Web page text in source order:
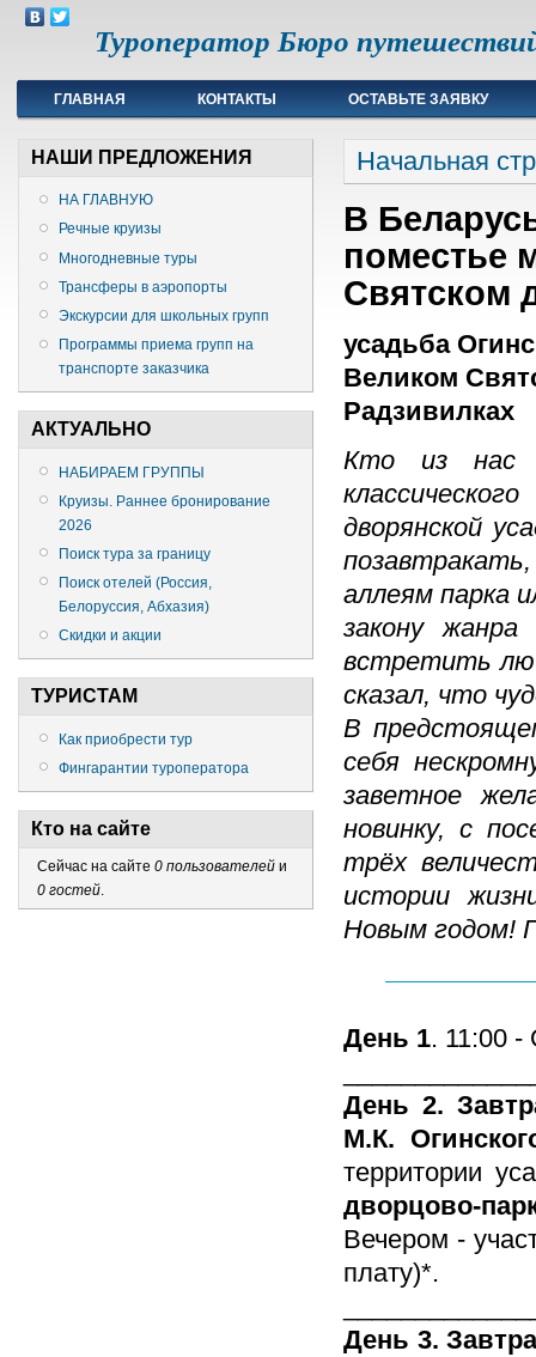
Туроператор Бюро
счетчик метрики
ГЛАВНАЯ КОНТАКТЫ ОСТАВЬТЕ ЗАЯВКУ
НАШИ ПРЕДЛОЖЕНИЯ
НА ГЛАВНУЮ
Речные круизы
Многодневные туры
Трансферы в аэропорты
Экскурсии для школьных групп
Программы приема групп на
транспорте заказчика
АКТУАЛЬНО
НАБИРАЕМ ГРУППЫ
Круизы. Раннее бронирование
2026
Поиск тура за границу
Поиск отелей (Россия,
Белоруссия, Абхазия)
Скидки и акции
ТУРИСТАМ
Как приобрести тур
Фингарантии туроператора
Кто на сайте
Сейчас на сайте 0 пользователей и
0 гостей.
Начальная
В
поместье
Святском
усадьба
Великом
Радзивилках
Кто из нас
дворянской
аллеям парка
закону
встретить
сказал, что
В
себя
заветное
новинку, с
трёх
истории
Новым годом!
День 1. 11:00 -
День 2.
М.К.
территории
дворцово-
Вечером -
плату)*.
День 3.